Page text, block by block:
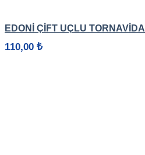
EDONİ ÇİFT UÇLU TORNAVİDA
110,00 ₺